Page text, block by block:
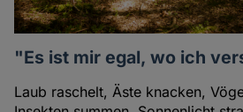
"Es ist mir egal, wo ich
Laub raschelt, Äste knacken,